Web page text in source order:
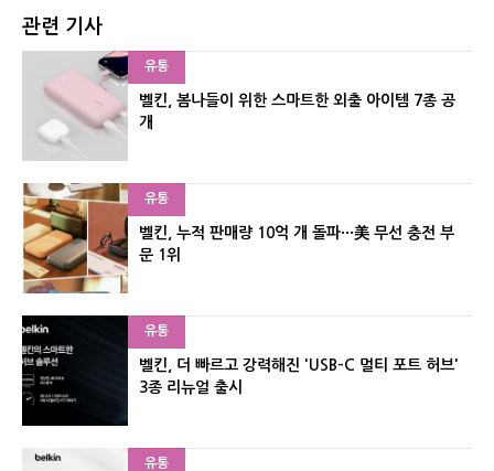
관련 기사
유통
벨킨, 봄나들이 위한 스마트한 외출 아이템 7종 공
개
유통
벨킨, 누적 판매량 10억 개 돌파···美 무선 충전 부
문 1위
유통
벨킨, 더 빠르고 강력해진 'USB-C 멀티 포트 허브'
3종 리뉴얼 출시
유통